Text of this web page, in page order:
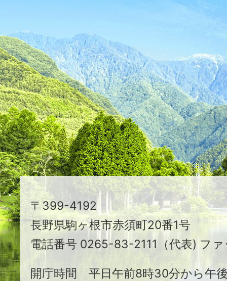
が
た
つ
映
え
る
ま
ち
駒
ヶ
根
市
〒399-4192
長野県駒ヶ根市赤須町20番1号
電話番号 0265-83-2111（代表) フ
開庁時間 平日午前8時30分から午